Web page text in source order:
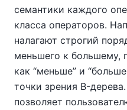
семантики каждого
класса операторов.
налагают строгий
меньшего к большему,
как “меньше” и “
точки зрения B-
позволяет